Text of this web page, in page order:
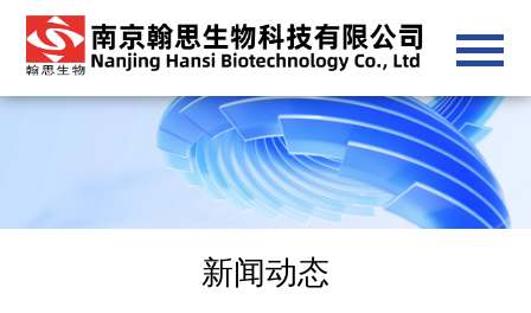
新闻动态